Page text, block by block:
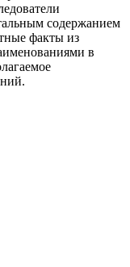
содержанием
факты из
в